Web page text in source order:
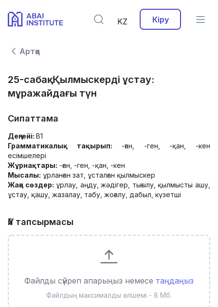
KZ Кіру
Артқа
25-сабақ. Қылмыскерді ұстау:
мұражайдағы түн
Сипаттама
Деңгейі: B1
Грамматикалық тақырып: -ған, -ген, -қан, -кен
есімшелері
Жұрнақтары: -ған, -ген, -қан, -кен
Мысалы: ұрланған зат, ұсталған қылмыскер
Жаңа сөздер: ұрлау, аңду, жәдігер, тығылу, қылмысты ашу,
ұстау, қашу, жазалау, табу, жоғалу, дабыл, күзетші
Үй тапсырмасы
Файлды сүйреп апарыңыз немесе таңдаңыз
Файлдың максималды өлшемі - 8 Мб.